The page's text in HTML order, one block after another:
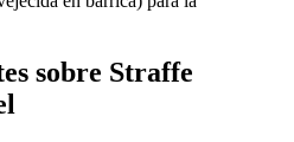
sobre Straffe